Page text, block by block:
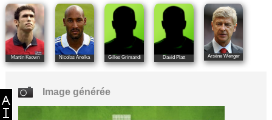
Martin Keown Nicolas Anelka Gilles Grimandi David Platt Arsène Wenger
Image générée